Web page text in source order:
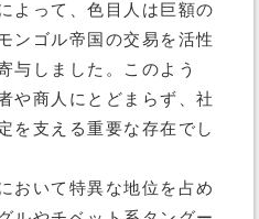
よって、色目人は巨額の
ンゴル帝国の交易を活性
与しました。このよう
や商人にとどまらず、社
を支える重要な存在でし
おいて特異な地位を占め